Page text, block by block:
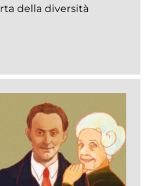
della diversità